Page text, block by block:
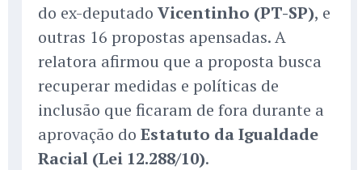
do ex-deputado Vicentinho (PT-SP), e
outras 16 propostas apensadas. A
relatora afirmou que a proposta busca
recuperar medidas e políticas de
inclusão que ficaram de fora durante a
aprovação do Estatuto da Igualdade
Racial (Lei 12.288/10).